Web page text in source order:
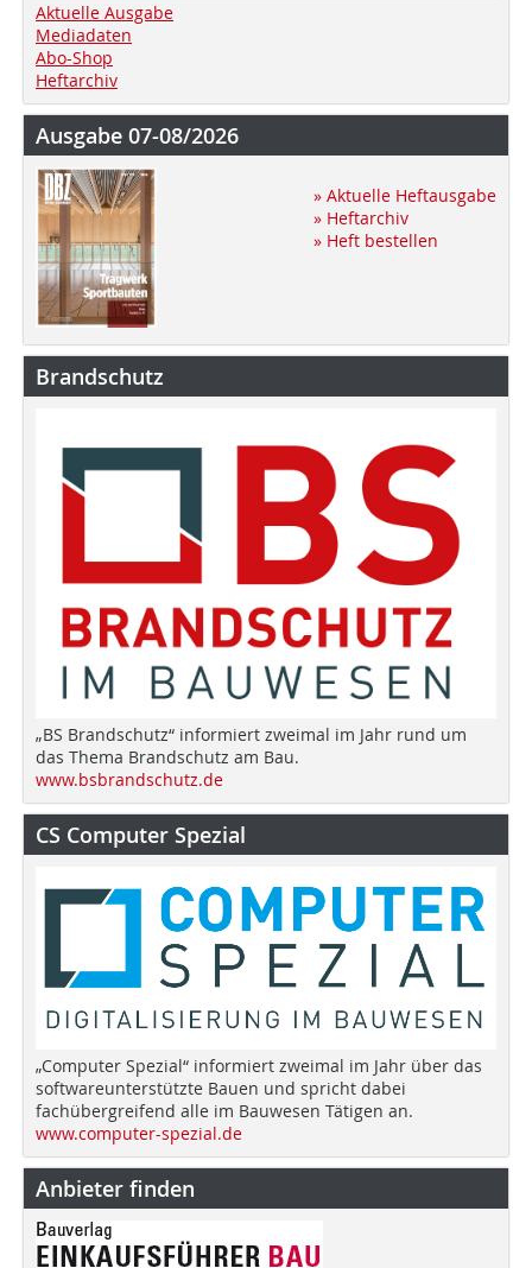
Aktuelle Ausgabe
Mediadaten
Abo-Shop
Heftarchiv
Ausgabe 07-08/2026
» Aktuelle Heftausgabe
» Heftarchiv
» Heft bestellen
Brandschutz
„BS Brandschutz“ informiert zweimal im Jahr rund um
das Thema Brandschutz am Bau.
www.bsbrandschutz.de
CS Computer Spezial
„Computer Spezial“ informiert zweimal im Jahr über das
softwareunterstützte Bauen und spricht dabei
fachübergreifend alle im Bauwesen Tätigen an.
www.computer-spezial.de
Anbieter finden